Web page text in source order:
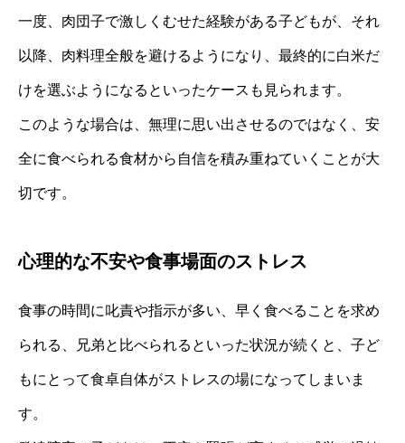
一度、肉団子で激しくむせた経験がある子どもが、それ
以降、肉料理全般を避けるようになり、最終的に白米だ
けを選ぶようになるといったケースも見られます。
このような場合は、無理に思い出させるのではなく、安
全に食べられる食材から自信を積み重ねていくことが大
切です。
心理的な不安や食事場面のストレス
食事の時間に叱責や指示が多い、早く食べることを求め
られる、兄弟と比べられるといった状況が続くと、子ど
もにとって食卓自体がストレスの場になってしまいま
す。